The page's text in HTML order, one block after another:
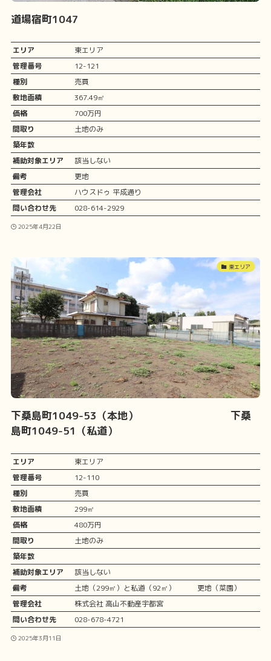
道場宿町1047
エリア
東エリア
管理番号
12-121
種別
売買
敷地面積
367.49㎡
価格
700万円
間取り
土地のみ
築年数
補助対象エリア
該当しない
備考
更地
管理会社
ハウスドゥ 平成通り
問い合わせ先
028-614-2929
2025年4月22日
東エリア
下桑島町1049-53（本地） 下桑
島町1049-51（私道）
エリア
東エリア
管理番号
12-110
種別
売買
敷地面積
299㎡
価格
480万円
間取り
土地のみ
築年数
補助対象エリア
該当しない
備考
土地（299㎡）と私道（92㎡） 更地（菜園）
管理会社
株式会社 高山不動産宇都宮
問い合わせ先
028-678-4721
2025年3月11日